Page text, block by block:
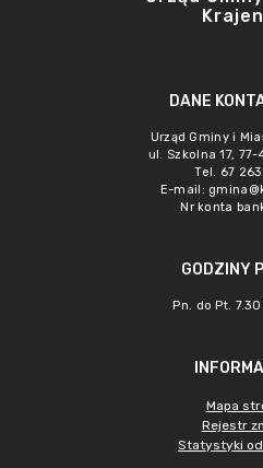
DANE
Urząd Gminy i
ul. Szkolna 17,
Tel. 67
E-mail:
Nr konta
GODZINY
Pn. do Pt. 7.30
Mapa
Rejestr
Statystyki